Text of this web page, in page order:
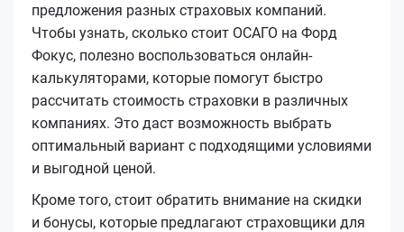
предложения разных страховых компаний.
Чтобы узнать, сколько стоит ОСАГО на Форд
Фокус, полезно воспользоваться онлайн-
калькуляторами, которые помогут быстро
рассчитать стоимость страховки в различных
компаниях. Это даст возможность выбрать
оптимальный вариант с подходящими условиями
и выгодной ценой.
Кроме того, стоит обратить внимание на скидки
и бонусы, которые предлагают страховщики для